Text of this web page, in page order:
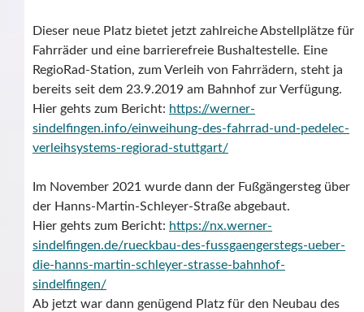
Dieser neue Platz bietet jetzt zahlreiche Abstellplätze für
Fahrräder und eine barrierefreie Bushaltestelle. Eine
RegioRad-Station, zum Verleih von Fahrrädern, steht ja
bereits seit dem 23.9.2019 am Bahnhof zur Verfügung.
Hier gehts zum Bericht: https://werner-
sindelfingen.info/einweihung-des-fahrrad-und-pedelec-
verleihsystems-regiorad-stuttgart/
Im November 2021 wurde dann der Fußgängersteg über
der Hanns-Martin-Schleyer-Straße abgebaut.
Hier gehts zum Bericht: https://nx.werner-
sindelfingen.de/rueckbau-des-fussgaengerstegs-ueber-
die-hanns-martin-schleyer-strasse-bahnhof-
sindelfingen/
Ab jetzt war dann genügend Platz für den Neubau des